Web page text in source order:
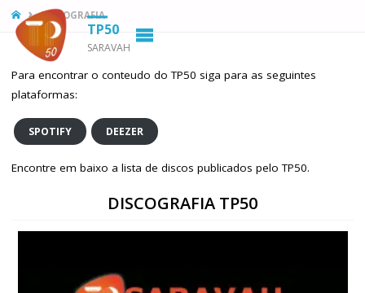
TP50
SARAVAH
HOMEDISCOGRAFIA
Para encontrar o conteudo do TP50 siga para as seguintes
plataformas:
SPOTIFY DEEZER
Encontre em baixo a lista de discos publicados pelo TP50.
DISCOGRAFIA TP50